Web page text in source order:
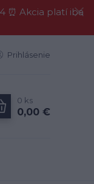
⏰ Akcia platí iba
Prihlásenie
0 ks
0,00 €